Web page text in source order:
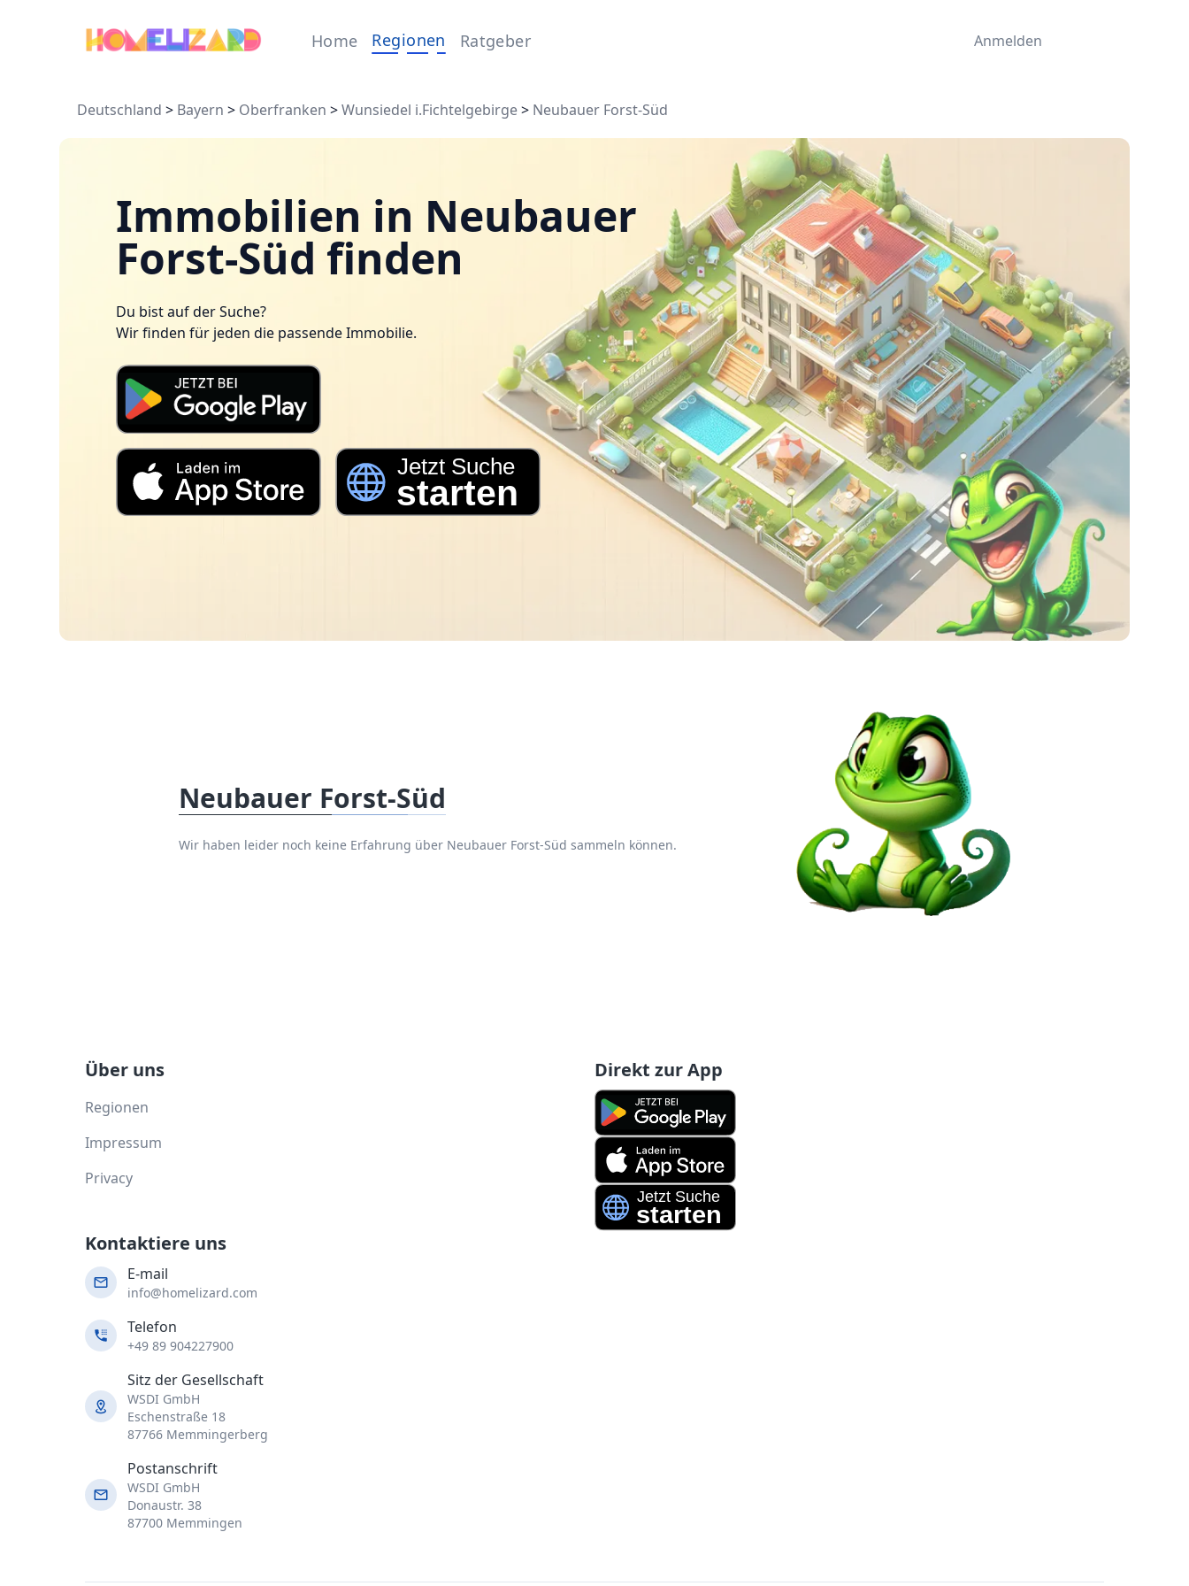
Home Regionen Ratgeber Anmelden
Deutschland > Bayern > Oberfranken >Wunsiedel i.Fichtelgebirge> Neubauer Forst-Süd
Immobilien in Neubauer
Forst-Süd finden
Du bist auf der Suche?
Wir finden für jeden die passende Immobilie.
Neubauer Forst-Süd
Wir haben leider noch keine Erfahrung über Neubauer Forst-Süd sammeln können.
Über uns
Regionen
Impressum
Privacy
Direkt zur App
Kontaktiere uns
E-mail
info@homelizard.com
Telefon
+49 89 904227900
Sitz der Gesellschaft
WSDI GmbH
Eschenstraße 18
87766 Memmingerberg
Postanschrift
WSDI GmbH
Donaustr. 38
87700 Memmingen